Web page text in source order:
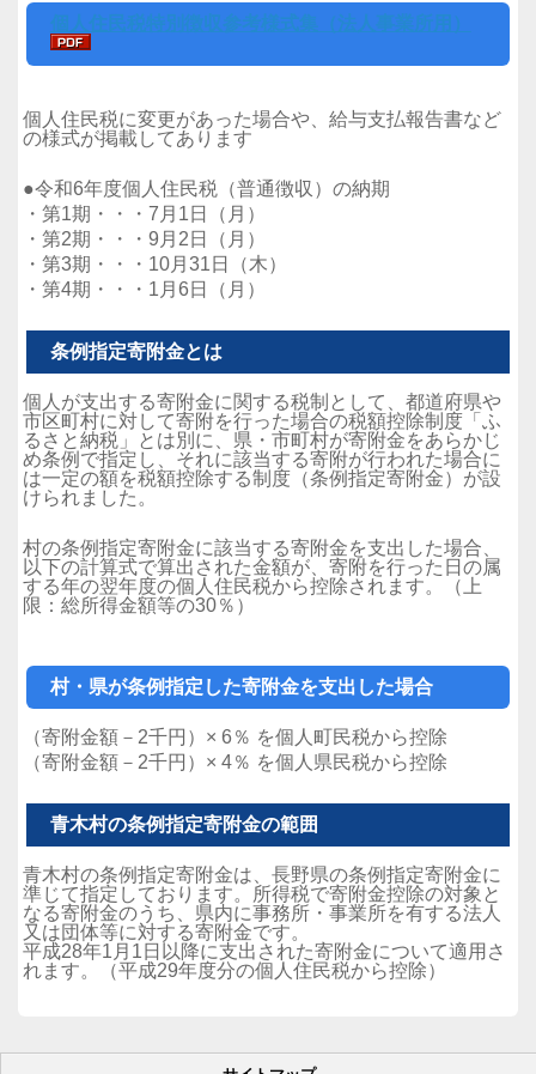
個人住民税特別徴収参考様式集（法人事業所用）
個人住民税に変更があった場合や、給与支払報告書など
の様式が掲載してあります
●令和6年度個人住民税（普通徴収）の納期
・第1期・・・7月1日（月）
・第2期・・・9月2日（月）
・第3期・・・10月31日（木）
・第4期・・・1月6日（月）
条例指定寄附金とは
個人が支出する寄附金に関する税制として、都道府県や
市区町村に対して寄附を行った場合の税額控除制度「ふ
るさと納税」とは別に、県・市町村が寄附金をあらかじ
め条例で指定し、それに該当する寄附が行われた場合に
は一定の額を税額控除する制度（条例指定寄附金）が設
けられました。
村の条例指定寄附金に該当する寄附金を支出した場合、
以下の計算式で算出された金額が、寄附を行った日の属
する年の翌年度の個人住民税から控除されます。（上
限：総所得金額等の30％）
村・県が条例指定した寄附金を支出した場合
（寄附金額－2千円）× 6％ を個人町民税から控除
（寄附金額－2千円）× 4％ を個人県民税から控除
青木村の条例指定寄附金の範囲
青木村の条例指定寄附金は、長野県の条例指定寄附金に
準じて指定しております。所得税で寄附金控除の対象と
なる寄附金のうち、県内に事務所・事業所を有する法人
又は団体等に対する寄附金です。
平成28年1月1日以降に支出された寄附金について適用さ
れます。（平成29年度分の個人住民税から控除）